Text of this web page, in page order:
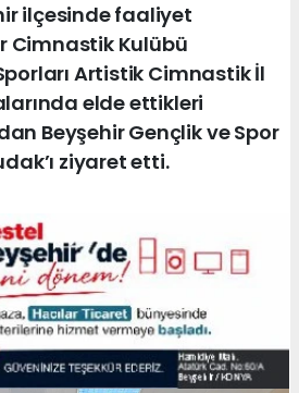
ilçesinde faaliyet
Cimnastik Kulübü
Artistik Cimnastik İl
elde ettikleri
Beyşehir Gençlik ve Spor
ziyaret etti.